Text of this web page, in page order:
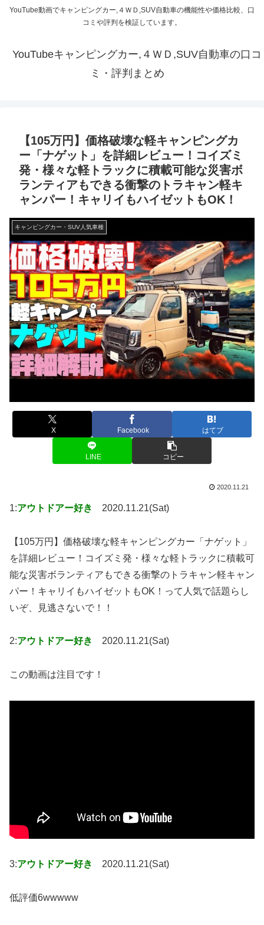
YouTube動画でキャンピングカー,４ＷＤ,SUV自動車の機能性や価格比較、口
コミや評判を検証しています。
YouTubeキャンピングカー,４ＷＤ,SUV自動車の口コ
ミ・評判まとめ
【105万円】価格破壊な軽キャンピングカ
ー「ナゲット」を詳細レビュー！コイズミ
発・様々な軽トラックに積載可能な災害ボ
ランティアもできる衝撃のトラキャン軽キ
ャンパー！キャリイもハイゼットもOK！
キャンピングカー・SUV人気車種
X Facebook はてブ
LINE コピー
2020.11.21
1:アウトドアー好き 2020.11.21(Sat)
【105万円】価格破壊な軽キャンピングカー「ナゲット」
を詳細レビュー！コイズミ発・様々な軽トラックに積載可
能な災害ボランティアもできる衝撃のトラキャン軽キャン
パー！キャリイもハイゼットもOK！って人気で話題らし
いぞ、見逃さないで！！
2:アウトドアー好き 2020.11.21(Sat)
この動画は注目です！
3:アウトドアー好き 2020.11.21(Sat)
低評価6wwwww